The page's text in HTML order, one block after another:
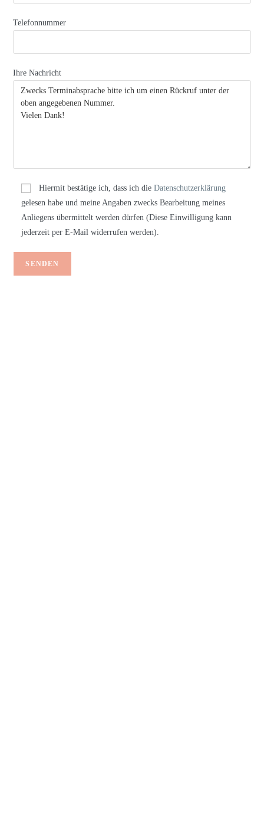
Telefonnummer
Ihre Nachricht
Hiermit bestätige ich, dass ich dieDatenschutzerklärung
gelesen habe und meine Angaben zwecks Bearbeitung meines
Anliegens übermittelt werden dürfen (Diese Einwilligung kann
jederzeit per E-Mail widerrufen werden).